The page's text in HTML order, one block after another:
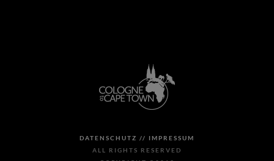
DATENSCHUTZ // IMPRESSUM
ALL RIGHTS RESERVED